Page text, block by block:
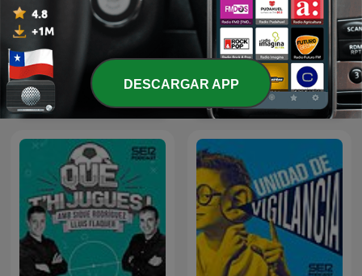
Milenio 3 La Vida Moderna
DESCARGAR APP